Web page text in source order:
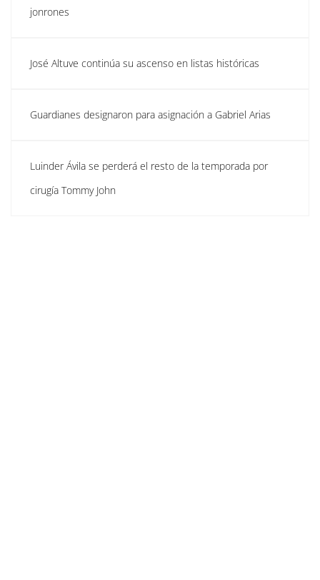
jonrones
José Altuve continúa su ascenso en listas históricas
Guardianes designaron para asignación a Gabriel Arias
Luinder Ávila se perderá el resto de la temporada por
cirugía Tommy John